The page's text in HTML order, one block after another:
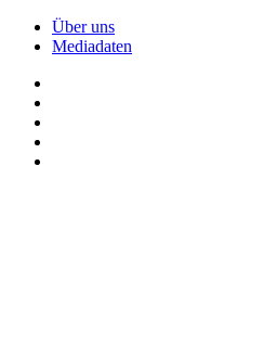
Über uns
Mediadaten